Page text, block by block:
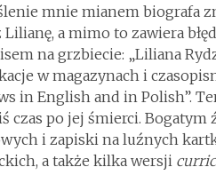
mnie mianem biografa
Lilianę, a mimo to zawiera
na grzbiecie: „Liliana
w magazynach i
in English and in Polish”.
czas po jej śmierci.
i zapiski na luźnych
a także kilka wersji